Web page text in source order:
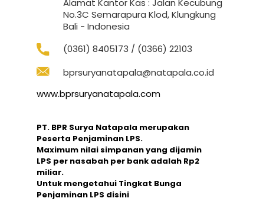
Alamat Kantor Kas : Jalan Kecubung
No.3C Semarapura Klod, Klungkung
Bali - Indonesia
(0361) 8405173 / (0366) 22103
bprsuryanatapala@natapala.co.id
www.bprsuryanatapala.com
PT. BPR Surya Natapala merupakan
Peserta Penjaminan LPS.
Maximum nilai simpanan yang dijamin
LPS per nasabah per bank adalah Rp2
miliar.
Untuk mengetahui Tingkat Bunga
Penjaminan LPS disini